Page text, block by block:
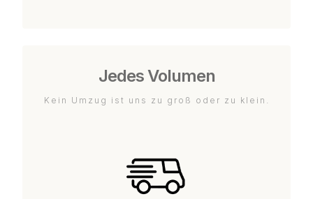
Jedes Volumen
Kein Umzug ist uns zu groß oder zu klein.